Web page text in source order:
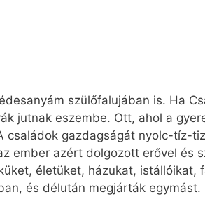
szülőfalujában is. Ha
jutnak eszembe. Ott, ahol a
családok gazdagságát nyolc-tíz-
ember azért dolgozott erővel és
életüket, házukat, istállóikat,
és délután megjárták